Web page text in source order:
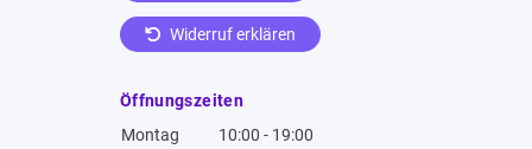
Widerruf erklären
Öffnungszeiten
Montag
10:00 - 19:00